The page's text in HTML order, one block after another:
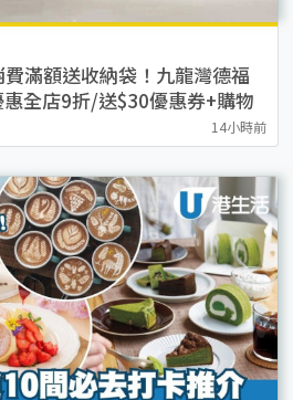
滿額送收納袋！九龍灣德福
全店9折/送$30優惠券+購物
14小時前